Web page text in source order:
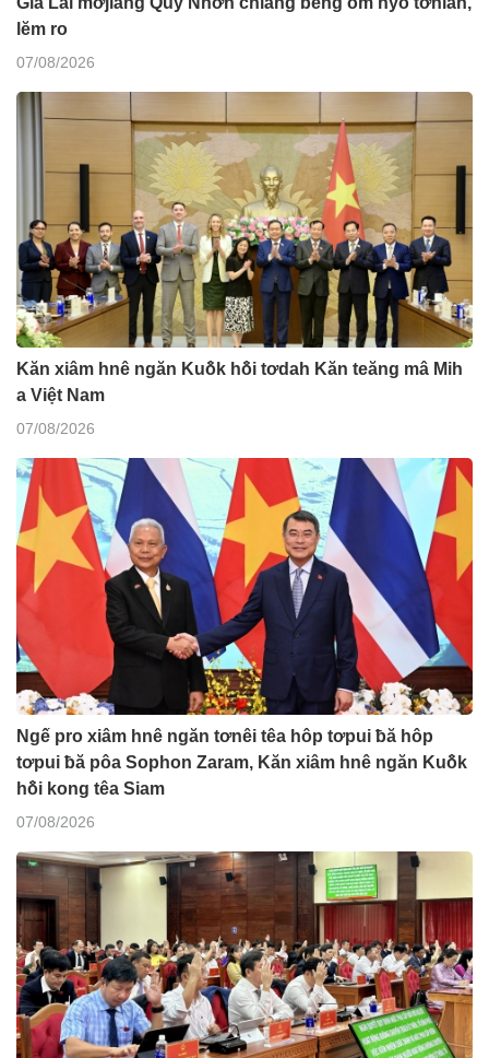
lĕm ro
07/08/2026
Kăn xiâm hnê ngăn Kuô̆k hô̆i tơdah Kăn teăng mâ Mih
a Việt Nam
07/08/2026
Ngế pro xiâm hnê ngăn tơnêi têa hôp tơpui ƀă hôp
tơpui ƀă pôa Sophon Zaram, Kăn xiâm hnê ngăn Kuô̆k
hô̆i kong têa Siam
07/08/2026